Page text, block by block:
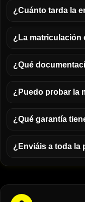
¿Cuánto tarda la
¿La matriculación
¿Qué
¿Puedo probar la
¿Qué garantía
¿Enviáis a toda la